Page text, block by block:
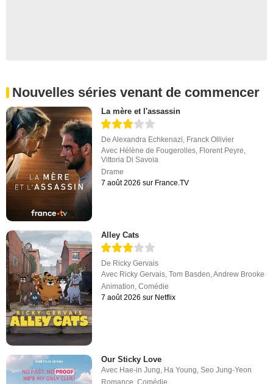
Nouvelles séries venant de commencer
La mère et l'assassin
DeAlexandra Echkenazi, Franck Ollivier
Avec Hélène de Fougerolles, Florent Peyre,
Vittoria Di Savoia
Drame
7 août 2026 sur France.TV
Alley Cats
De Ricky Gervais
Avec Ricky Gervais,Tom Basden,Andrew Brooke
Animation,Comédie
7 août 2026 sur Netflix
Our Sticky Love
Avec Hae-in Jung Ha Young ,Seo Jung-Yeon
Romance ,Comédie